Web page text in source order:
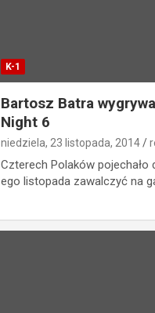
K-1
Bartosz Batra
Night 6
niedziela, 23 listopada, 2014
Czterech Polaków pojechało
ego listopada zawalczyć na